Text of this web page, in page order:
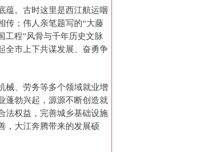
蕴。古时这里是西江航运咽
传；伟人亲笔题写的“大藤
工程”风骨与千年历史文脉
全市上下共谋发展、奋勇争
械、劳务等多个领域就业增
蓬勃兴起，源源不断创造就
法权益，完善城乡基础设施
，大江奔腾带来的发展硕